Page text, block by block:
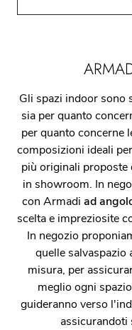
Gli spazi indoor sono
sia per quanto
per quanto concerne
composizioni ideali
più originali proposte
in showroom. In
con Armadi ad
scelta e impreziosite
In negozio
quelle salvaspazio
misura, per
meglio ogni
guideranno verso